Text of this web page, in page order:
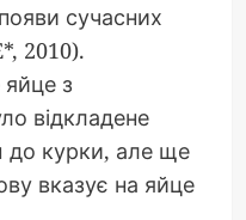
сучасних
2010).
з
відкладене
до курки, але ще
вказує на яйце